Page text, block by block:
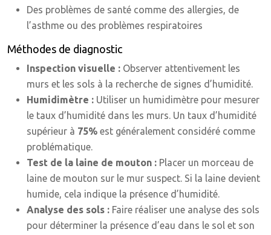
Des problèmes de santé comme des allergies, de
l’asthme ou des problèmes respiratoires
Méthodes de diagnostic
Inspection visuelle : Observer attentivement les
murs et les sols à la recherche de signes d’humidité.
Humidimètre : Utiliser un humidimètre pour mesurer
le taux d’humidité dans les murs. Un taux d’humidité
supérieur à 75% est généralement considéré comme
problématique.
Test de la laine de mouton : Placer un morceau de
laine de mouton sur le mur suspect. Si la laine devient
humide, cela indique la présence d’humidité.
Analyse des sols : Faire réaliser une analyse des sols
pour déterminer la présence d’eau dans le sol et son